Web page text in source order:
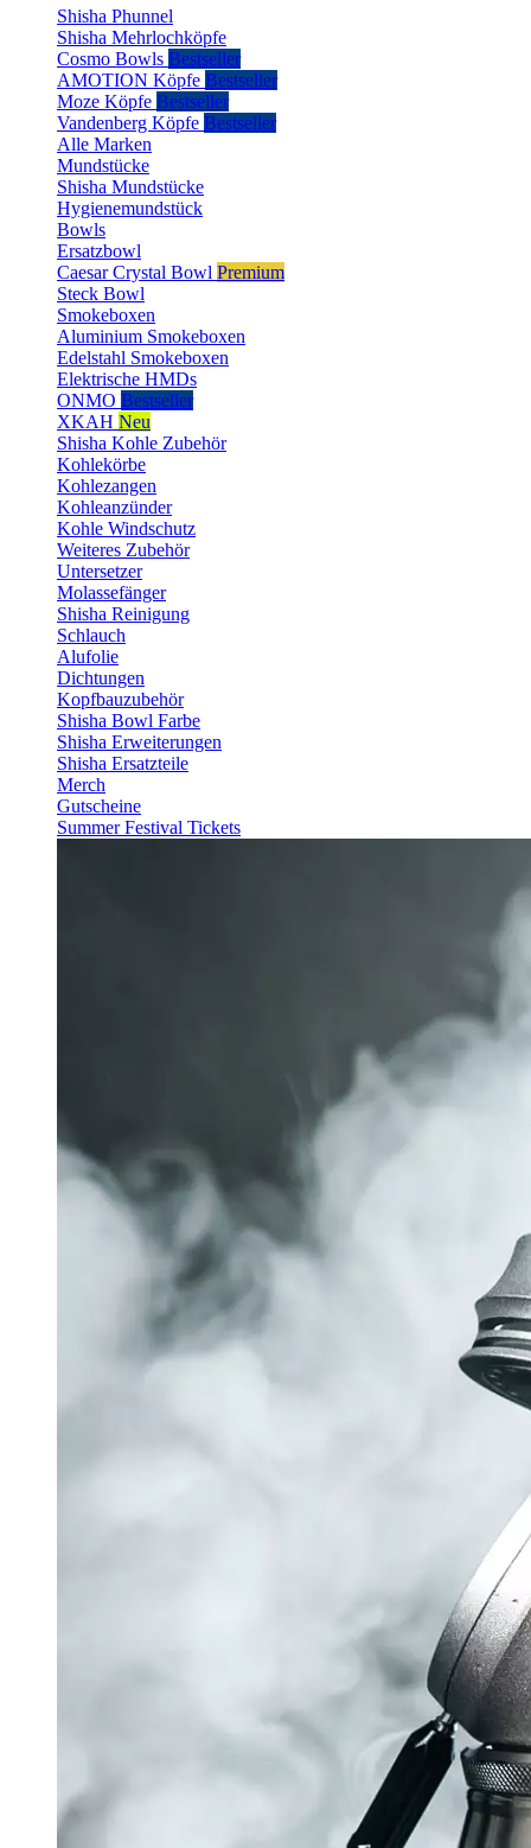
Shisha Phunnel
Shisha Mehrlochköpfe
Cosmo Bowls Bestseller
AMOTION Köpfe Bestseller
Moze Köpfe Bestseller
Vandenberg Köpfe Bestseller
Alle Marken
Mundstücke
Shisha Mundstücke
Hygienemundstück
Bowls
Ersatzbowl
Caesar Crystal Bowl Premium
Steck Bowl
Smokeboxen
Aluminium Smokeboxen
Edelstahl Smokeboxen
Elektrische HMDs
ONMO Bestseller
XKAH Neu
Shisha Kohle Zubehör
Kohlekörbe
Kohlezangen
Kohleanzünder
Kohle Windschutz
Weiteres Zubehör
Untersetzer
Molassefänger
Shisha Reinigung
Schlauch
Alufolie
Dichtungen
Kopfbauzubehör
Shisha Bowl Farbe
Shisha Erweiterungen
Shisha Ersatzteile
Merch
Gutscheine
Summer Festival Tickets